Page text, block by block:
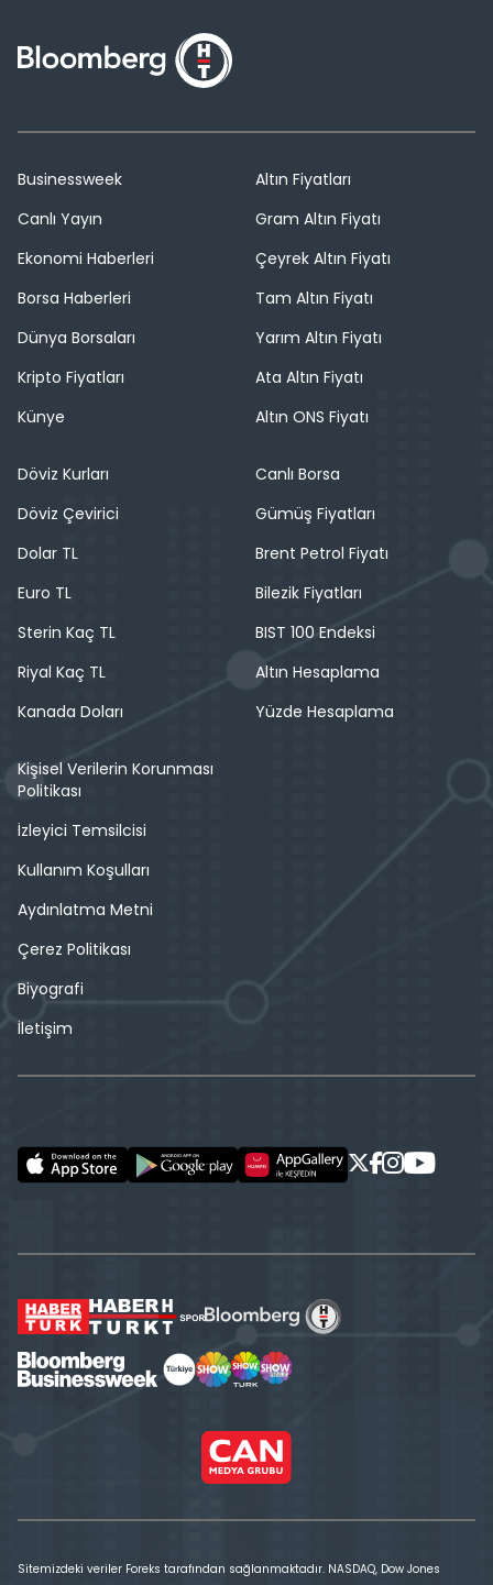
Businessweek
Canlı Yayın
Ekonomi Haberleri
Borsa Haberleri
Dünya Borsaları
Kripto Fiyatları
Künye
Altın Fiyatları
Gram Altın Fiyatı
Çeyrek Altın Fiyatı
Tam Altın Fiyatı
Yarım Altın Fiyatı
Ata Altın Fiyatı
Altın ONS Fiyatı
Döviz Kurları
Döviz Çevirici
Dolar TL
Euro TL
Sterin Kaç TL
Riyal Kaç TL
Kanada Doları
Canlı Borsa
Gümüş Fiyatları
Brent Petrol Fiyatı
Bilezik Fiyatları
BIST 100 Endeksi
Altın Hesaplama
Yüzde Hesaplama
Kişisel Verilerin Korunması
Politikası
İzleyici Temsilcisi
Kullanım Koşulları
Aydınlatma Metni
Çerez Politikası
Biyografi
İletişim
Sitemizdeki veriler Foreks tarafından sağlanmaktadır. NASDAQ, Dow Jones